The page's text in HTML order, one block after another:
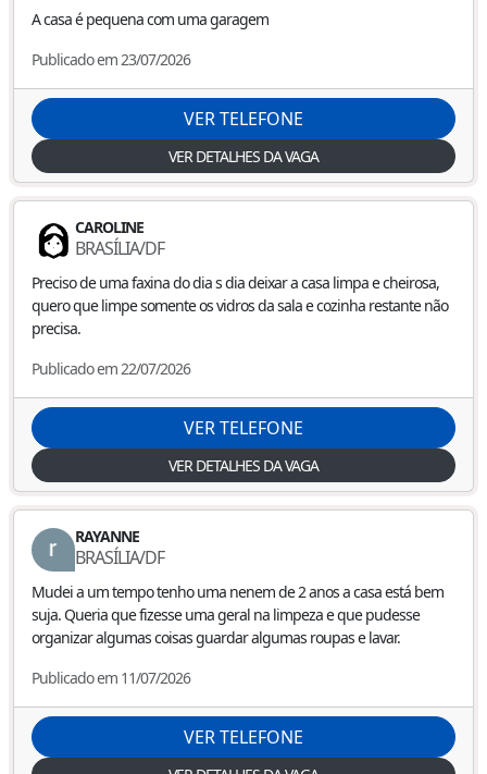
A casa é pequena com uma garagem
Publicado em 23/07/2026
VER TELEFONE
VER DETALHES DA VAGA
CAROLINE
BRASÍLIA/DF
Preciso de uma faxina do dia s dia deixar a casa limpa e cheirosa,
quero que limpe somente os vidros da sala e cozinha restante não
precisa.
Publicado em 22/07/2026
VER TELEFONE
VER DETALHES DA VAGA
RAYANNE
BRASÍLIA/DF
Mudei a um tempo tenho uma nenem de 2 anos a casa está bem
suja. Queria que fizesse uma geral na limpeza e que pudesse
organizar algumas coisas guardar algumas roupas e lavar.
Publicado em 11/07/2026
VER TELEFONE